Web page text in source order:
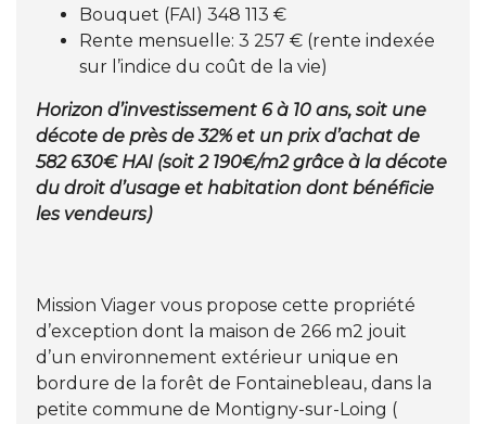
Bouquet (FAI) 348 113 €
Rente mensuelle: 3 257 € (rente indexée
sur l’indice du coût de la vie)
Horizon d’investissement 6 à 10 ans, soit une
décote de près de 32% et un prix d’achat de
582 630€ HAI (soit 2 190€/m2 grâce à la décote
du droit d’usage et habitation dont bénéficie
les vendeurs)
Mission Viager vous propose cette propriété
d’exception dont la maison de 266 m2 jouit
d’un environnement extérieur unique en
bordure de la forêt de Fontainebleau, dans la
petite commune de Montigny-sur-Loing (